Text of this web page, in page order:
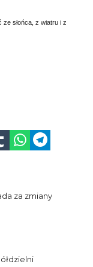
słońca, z wiatru i z
za zmiany